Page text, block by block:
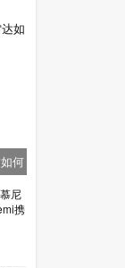
何
尼
携